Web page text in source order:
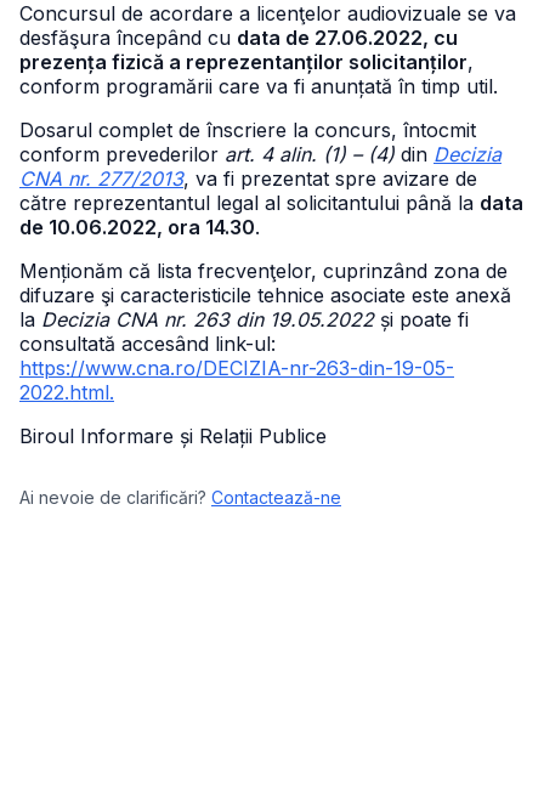
Concursul de acordare a licenţelor audiovizuale se va
desfăşura începând cu data de 27.06.2022, cu
prezența fizică a reprezentanților solicitanților,
conform programării care va fi anunțată în timp util.
Dosarul complet de înscriere la concurs, întocmit
conform prevederilor art. 4 alin. (1) – (4) din Decizia
CNA nr. 277/2013, va fi prezentat spre avizare de
către reprezentantul legal al solicitantului până la data
de 10.06.2022, ora 14.30.
Menționăm că lista frecvenţelor, cuprinzând zona de
difuzare şi caracteristicile tehnice asociate este anexă
la Decizia CNA nr. 263 din 19.05.2022și poate fi
consultată accesând link-ul:
https://www.cna.ro/DECIZIA-nr-263-din-19-05-
2022.html.
Biroul Informare și Relații Publice
Ai nevoie de clarificări? Contactează-ne